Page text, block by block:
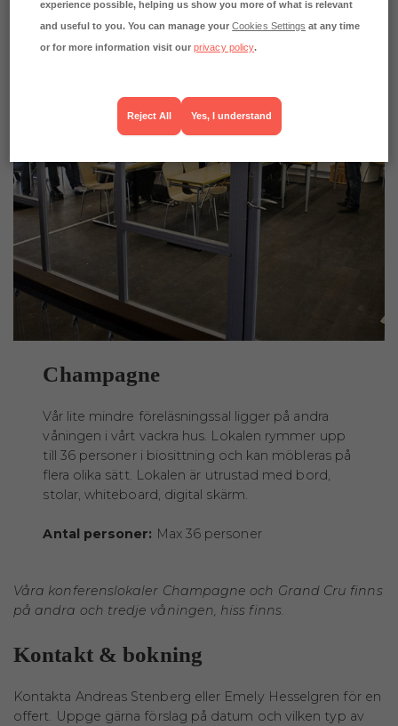
Champagne
Vår lite mindre föreläsningssal ligger på andra
våningen i vårt vackra hus. Lokalen rymmer upp
till 36 personer i biosittning och kan möbleras på
flera olika sätt. Lokalen är utrustad med bord,
stolar, whiteboard, digital skärm.
Antal personer: Max 36 personer
Våra konferenslokaler Champagne och Grand Cru finns
på andra och tredje våningen, hiss finns.
Kontakt & bokning
Kontakta Andreas Stenberg eller Emely Hesselgren för en
offert. Uppge gärna förslag på datum och vilken typ av
experience possible, helping us show you more of what is relevant
and useful to you. You can manage yourCookies Settings at any time
or for more information visit ourprivacy policy.
Yes, I understand
Reject All